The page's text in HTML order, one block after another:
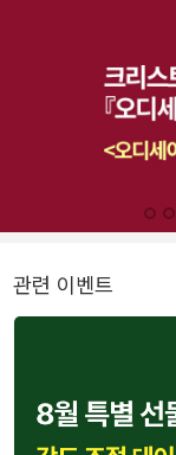
관련 이벤트